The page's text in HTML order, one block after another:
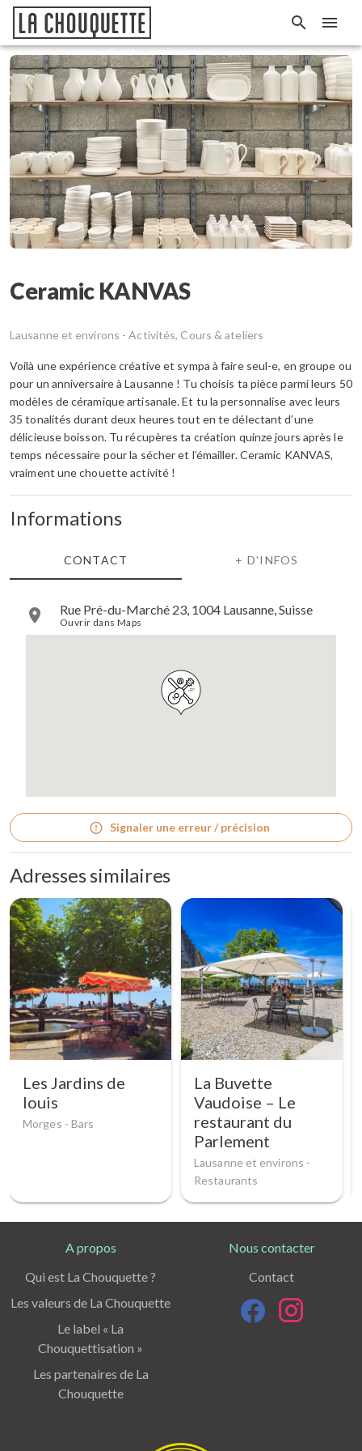
Ceramic KANVAS
Lausanne et environs -Activités, Cours & ateliers
Voilà une expérience créative et sympa à faire seul-e, en groupe ou
pour un anniversaire à Lausanne ! Tu choisis ta pièce parmi leurs 50
modèles de céramique artisanale. Et tu la personnalise avec leurs
35 tonalités durant deux heures tout en te délectant d’une
délicieuse boisson. Tu récupères ta création quinze jours après le
temps nécessaire pour la sécher et l’émailler. Ceramic KANVAS,
vraiment une chouette activité !
Informations
CONTACT + D'INFOS
Rue Pré-du-Marché 23, 1004 Lausanne, Suisse
Ouvrir dans Maps
Signaler une erreur / précision
Adresses similaires
Les Jardins de
louis
Morges - Bars
La Buvette
Vaudoise – Le
restaurant du
Parlement
Lausanne et environs -
Restaurants
A propos
Qui est La Chouquette ?
Les valeurs de La Chouquette
Le label « La
Chouquettisation »
Les partenaires de La
Chouquette
Nous contacter
Contact